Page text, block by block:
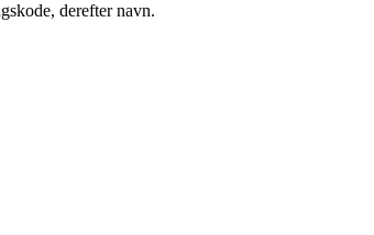
derefter navn.